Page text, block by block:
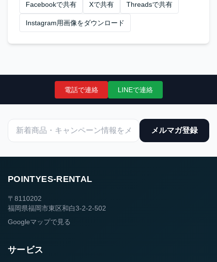
Facebookで共有 Xで共有 Threadsで共有
Instagram用画像をダウンロード
電話で連絡 LINEで連絡
メルマガ登録
POINTYES-RENTAL
〒8110202
福岡県福岡市東区和白3-2-2-502
Googleマップで見る
サービス